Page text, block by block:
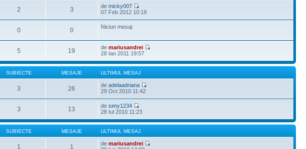
2 3 demicky007
07 Feb 2012 10:19
0 0 Niciun mesaj
5 19 demariusandrei
28 Ian 2011 19:57
SUBIECTE MESAJE ULTIMUL MESAJ
3 26 deadelaadriana
29 Oct 2010 11:42
3 13 desimy1234
28 Iul 2010 11:23
SUBIECTE MESAJE ULTIMUL MESAJ
1 1 demariusandrei